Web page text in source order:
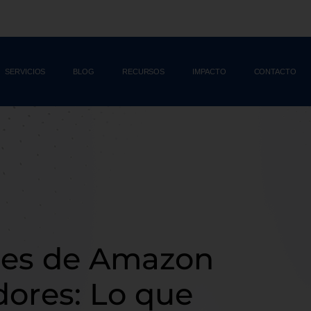
SERVICIOS BLOG RECURSOS IMPACTO CONTACTO
de Amazon
Lo que